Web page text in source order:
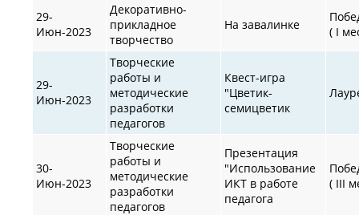
29-
Июн-2023
Декоративно-
прикладное
творчество
На завалинке
( I
29-
Июн-2023
Творческие
работы и
методические
разработки
педагогов
Квест-игра
"Цветик-
семицветик
30-
Июн-2023
Творческие
работы и
методические
разработки
педагогов
Презентация
"Использование
ИКТ в работе
педагога
( III